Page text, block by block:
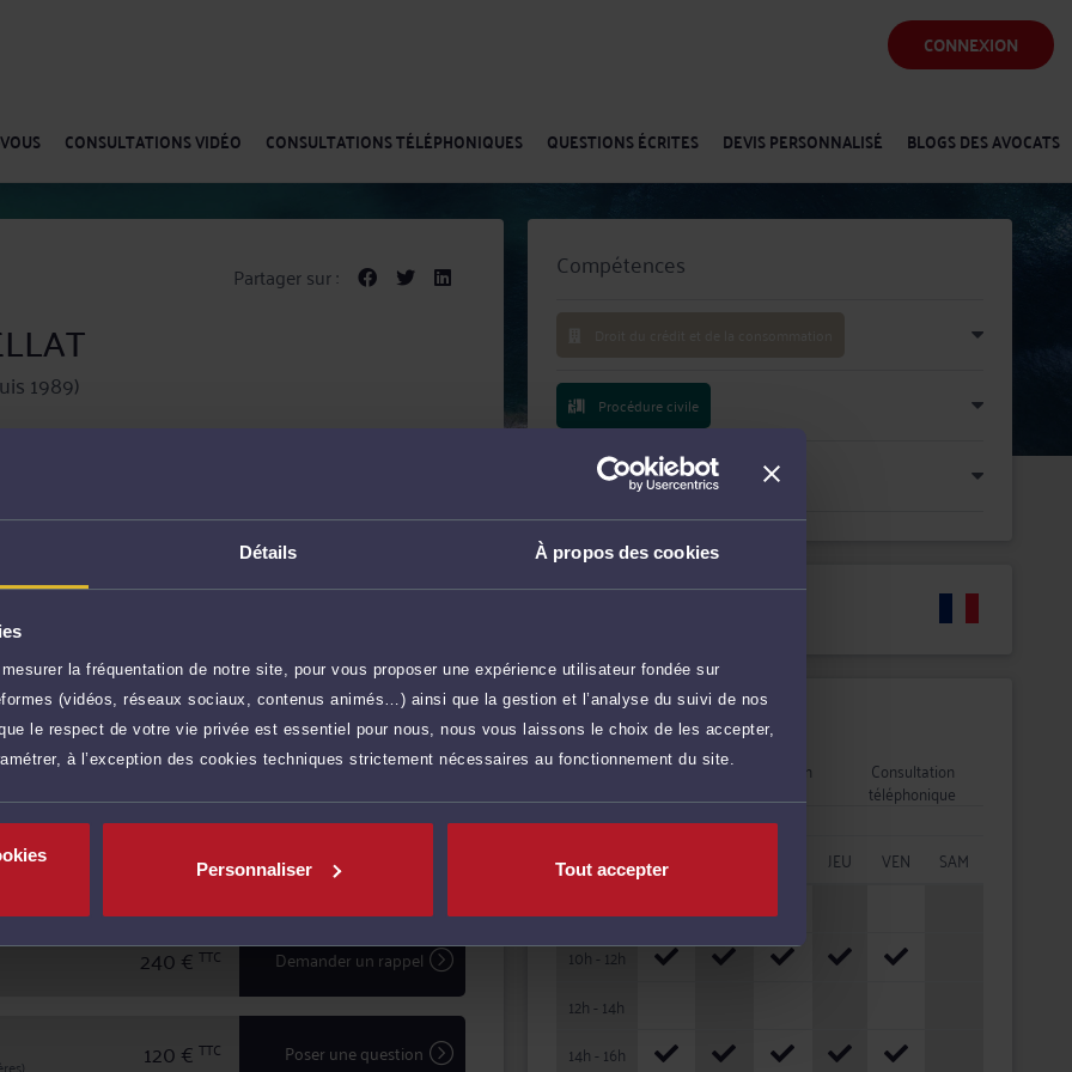
Détails À propos des cookies
la fréquentation de notre site, pour vous proposer une expérience utilisateur fondée sur
(vidéos, réseaux sociaux, contenus animés…) ainsi que la gestion et l’analyse du suivi de nos
le respect de votre vie privée est essentiel pour nous, nous vous laissons le choix de les accepter,
à l’exception des cookies techniques strictement nécessaires au fonctionnement du site.
Personnaliser Tout accepter
CONNEXION
CONSULTATIONS VIDÉO CONSULTATIONS TÉLÉPHONIQUES QUESTIONS ÉCRITES DEVIS PERSONNALISÉ BLOGS DES AVOCATS
Partager sur :
1989)
intervient tant en matière de conseil que de
et social et Droit de la famille, des personnes et
défendre vos intérêts.
avec ses clients pour mettre
défendre leurs intérêts avec ténacité et efficacité.
plus
240 € TTC Prendre RDV
240 €TTC Prendre RDV
240 €TTC Demander un rappel
120 € TTC Poser une question
Compétences
Procédure civile
Procédure d'appel
Disponibilités
Rendez-vous Consultation Consultation
téléphonique
HORAIRES LUN JEU VEN
SAM
08h - 10h
10h - 12h
12h - 14h
14h - 16h